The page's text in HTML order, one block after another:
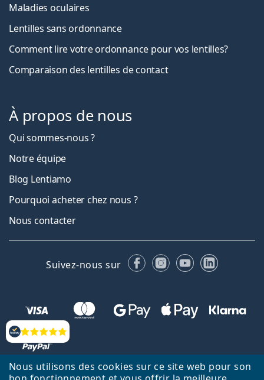
Nous utilisons des cookies sur ce site web pour son
Évaluation
Maladies oculaires
Lentilles sans ordonnance
Comment lire votre ordonnance pour vos lentilles?
Comparaison des lentilles de contact
À propos de nous
Qui sommes-nous ?
Notre équipe
Blog Lentiamo
Pourquoi acheter chez nous ?
Nous contacter
Suivez-nous sur FacebookInstagram
YouTubeLinkedIn